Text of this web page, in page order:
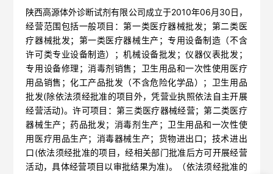
陕西高源体外诊断试剂有限公司成立于2010年06月30日，
经营范围包括一般项目：第一类医疗器械批发；第二类医
疗器械批发；第一类医疗器械生产；专用设备制造（不含
许可类专业设备制造）；机械设备批发；仪器仪表批发；
专用设备修理；消毒剂销售；卫生用品和一次性使用医疗
用品销售；化工产品批发（不含危险化学品）；卫生用品
批发(除依法须经批准的项目外，凭营业执照依法自主开展
经营活动)。许可项目：第三类医疗器械经营；第二类医疗
器械生产；药品批发；消毒剂生产；卫生用品和一次性使
用医疗用品生产；消毒器械生产；货物进出口；技术进出
口(依法须经批准的项目，经相关部门批准后方可开展经营
活动，具体经营项目以审批结果为准)。（依法须经批准的